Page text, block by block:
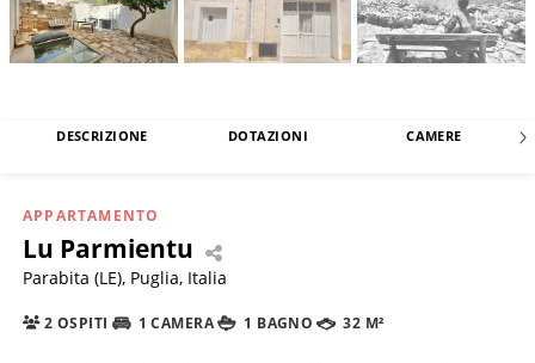
DESCRIZIONE DOTAZIONI CAMERE
APPARTAMENTO
Lu Parmientu
Parabita (LE), Puglia, Italia
2 OSPITI 1 CAMERA 1 BAGNO 32 M²